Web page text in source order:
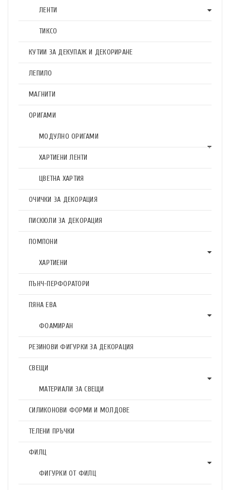
ЛЕНТИ
ТИКСО
КУТИИ ЗА ДЕКУПАЖ И ДЕКОРИРАНЕ
ЛЕПИЛО
МАГНИТИ
ОРИГАМИ
МОДУЛНО ОРИГАМИ
ХАРТИЕНИ ЛЕНТИ
ЦВЕТНА ХАРТИЯ
ОЧИЧКИ ЗА ДЕКОРАЦИЯ
ПИСКЮЛИ ЗА ДЕКОРАЦИЯ
ПОМПОНИ
ХАРТИЕНИ
ПЪНЧ-ПЕРФОРАТОРИ
ПЯНА ЕВА
ФОАМИРАН
РЕЗИНОВИ ФИГУРКИ ЗА ДЕКОРАЦИЯ
СВЕЩИ
МАТЕРИАЛИ ЗА СВЕЩИ
СИЛИКОНОВИ ФОРМИ И МОЛДОВЕ
ТЕЛЕНИ ПРЪЧКИ
ФИЛЦ
ФИГУРКИ ОТ ФИЛЦ